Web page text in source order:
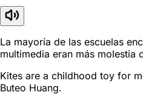
La mayoría de las escuelas
multimedia eran más molestia
Kites are a childhood toy for
Buteo Huang.